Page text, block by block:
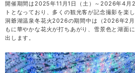
開催期間は2025年11月1日（土）～2026年4月
トとなっており、多くの観光客が記念撮影を楽し
洞爺湖温泉冬花火2026の期間中は（2026年2
もに華やかな花火が打ちあがり、雪景色と湖面
出します。